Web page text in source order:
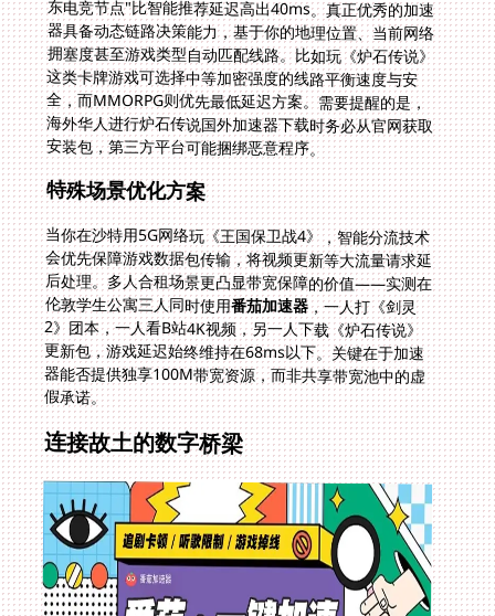
安装包，第三方平台可能捆绑恶意程序。
特殊场景优化方案
当你在沙特用5G网络玩《王国保卫战4》，智能分流技术
会优先保障游戏数据包传输，将视频更新等大流量请求延
后处理。多人合租场景更凸显带宽保障的价值——实测在
伦敦学生公寓三人同时使用番茄加速器，一人打《剑灵
2》团本，一人看B站4K视频，另一人下载《炉石传说》
更新包，游戏延迟始终维持在68ms以下。关键在于加速
器能否提供独享100M带宽资源，而非共享带宽池中的虚
假承诺。
连接故土的数字桥梁